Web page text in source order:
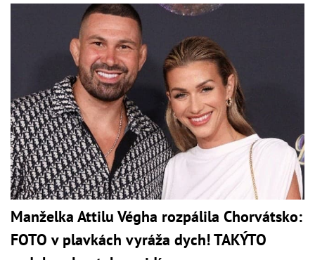
Manželka Attilu Végha rozpálila Chorvátsko:
FOTO v plavkách vyráža dych! TAKÝTO